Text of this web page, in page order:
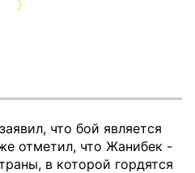
что бой является
отметил, что Жанибек -
в которой гордятся